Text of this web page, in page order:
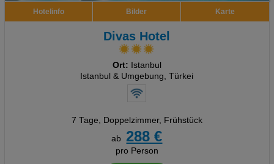
Hotelinfo Bilder Karte
Divas Hotel
Ort: Istanbul
Istanbul & Umgebung, Türkei
7 Tage, Doppelzimmer, Frühstück
ab
288 €
pro Person